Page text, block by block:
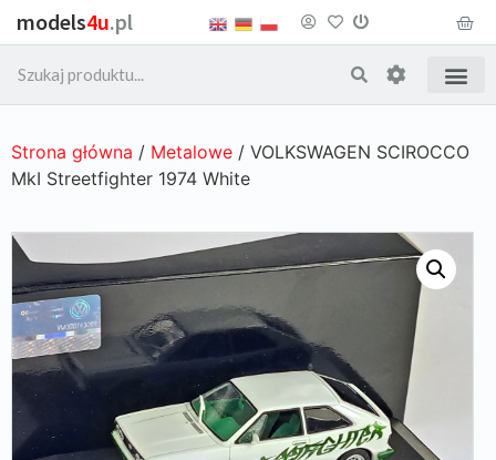
models4u.pl
Strona główna / Metalowe / VOLKSWAGEN SCIROCCO
MkI Streetfighter 1974 White